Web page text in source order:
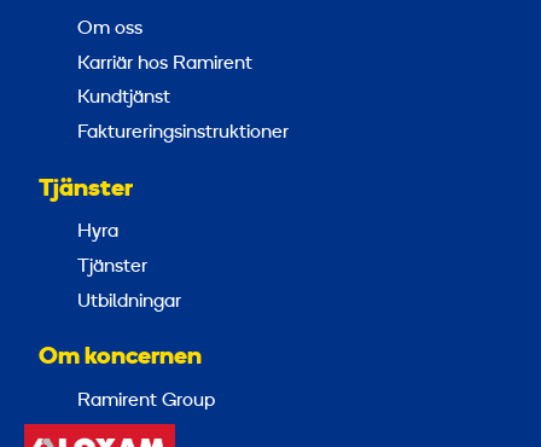
Om oss
Karriär hos Ramirent
Kundtjänst
Faktureringsinstruktioner
Tjänster
Hyra
Tjänster
Utbildningar
Om koncernen
Ramirent Group